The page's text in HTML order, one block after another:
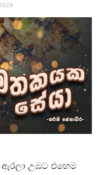
ඇරලා උඹට එහෙම